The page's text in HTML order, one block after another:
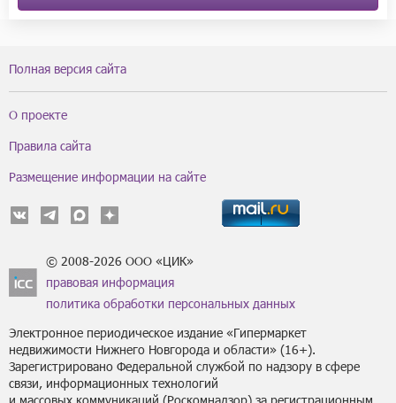
Полная версия сайта
О проекте
Правила сайта
Размещение информации на сайте
© 2008-2026 ООО «ЦИК»
правовая информация
политика обработки персональных данных
Электронное периодическое издание «Гипермаркет
недвижимости Нижнего Новгорода и области» (16+).
Зарегистрировано Федеральной службой по надзору в сфере
связи, информационных технологий